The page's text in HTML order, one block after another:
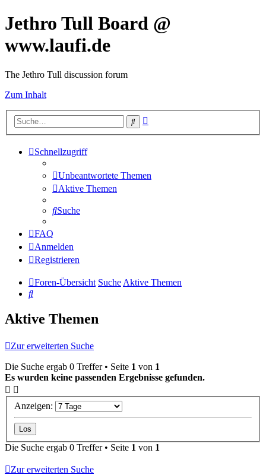
Jethro Tull Board @
www.laufi.de
The Jethro Tull discussion forum
Zum Inhalt
Suche
Schnellzugriff
Unbeantwortete Themen
Aktive Themen
Suche
FAQ
Anmelden
Registrieren
Foren-Übersicht SucheAktive Themen
Suche
Aktive Themen
Zur erweiterten Suche
Die Suche ergab 0 Treffer • Seite 1 von 1
Es wurden keine passenden Ergebnisse gefunden.
Anzeigen:
Die Suche ergab 0 Treffer • Seite 1 von 1
Zur erweiterten Suche